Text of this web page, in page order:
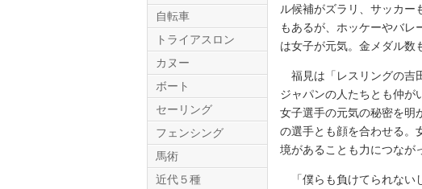
ル候補がズラリ、サッカー
もあるが、ホッケーやバレ
は女子が元気。金メダル数
福見は「レスリングの吉
ジャパンの人たちとも仲が
女子選手の元気の秘密を明
の選手とも顔を合わせる。
境があることも力につなが
「僕らも負けてられない
自転車
トライアスロン
カヌー
ボート
セーリング
フェンシング
馬術
近代５種